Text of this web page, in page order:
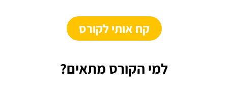
קח אותי לקורס
למי הקורס מתאים?